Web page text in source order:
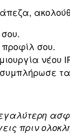
προφίλ σου.
νέου
συμπλήρωσε
πριν